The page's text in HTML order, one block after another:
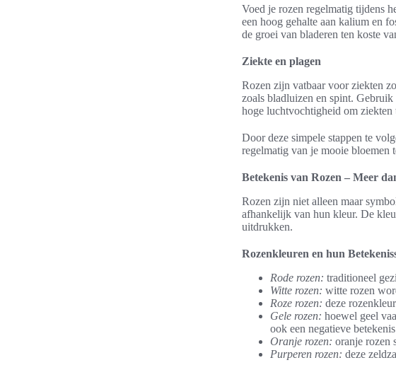
Voed je rozen regelmatig tijdens
een hoog gehalte aan kalium en
de groei van bladeren ten koste
Ziekte en plagen
Rozen zijn vatbaar voor ziekten
zoals bladluizen en spint.
hoge luchtvochtigheid om ziekten
Door deze simpele stappen te
regelmatig van je mooie bloemen
Betekenis van Rozen – Meer
Rozen zijn niet alleen maar
afhankelijk van hun kleur. De
uitdrukken.
Rozenkleuren en hun
Rode rozen: traditioneel
Witte rozen: witte rozen
Roze rozen: deze
Gele rozen: hoewel geel
ook een negatieve
Oranje rozen: oranje rozen
Purperen rozen: deze